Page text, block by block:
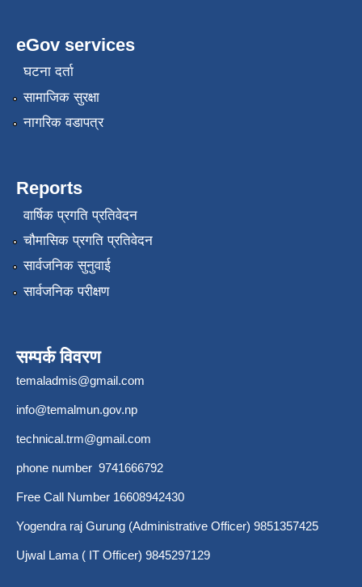
eGov services
घटना दर्ता
सामाजिक सुरक्षा
नागरिक वडापत्र
Reports
वार्षिक प्रगति प्रतिवेदन
चौमासिक प्रगति प्रतिवेदन
सार्वजनिक सुनुवाई
सार्वजनिक परीक्षण
सम्पर्क विवरण
temaladmis@gmail.com
info@temalmun.gov.np
technical.trm@gmail.com
phone number 9741666792
Free Call Number 16608942430
Yogendra raj Gurung (Administrative Officer) 9851357425
Ujwal Lama ( IT Officer) 9845297129